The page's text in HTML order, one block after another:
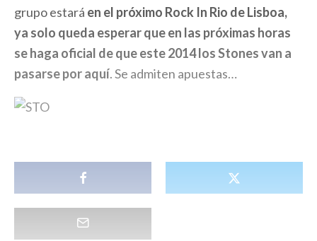
grupo estará en el próximo Rock In Rio de Lisboa,
ya solo queda esperar que en las próximas horas
se haga oficial de que este 2014 los Stones van a
pasarse por aquí. Se admiten apuestas…